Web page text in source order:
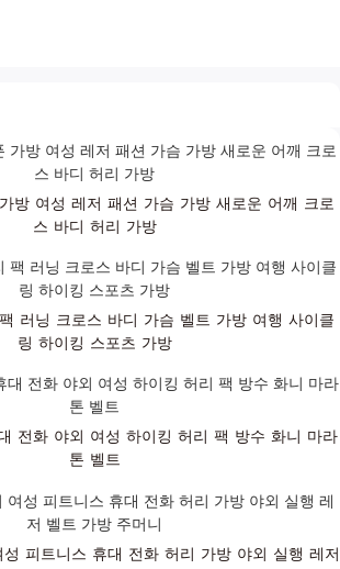
방 여성 레저 패션 가슴 가방 새로운 어깨 크로
스 바디 허리 가방
러닝 크로스 바디 가슴 벨트 가방 여행 사이클
링 하이킹 스포츠 가방
전화 야외 여성 하이킹 허리 팩 방수 화니 마라
톤 벨트
피트니스 휴대 전화 허리 가방 야외 실행 레저